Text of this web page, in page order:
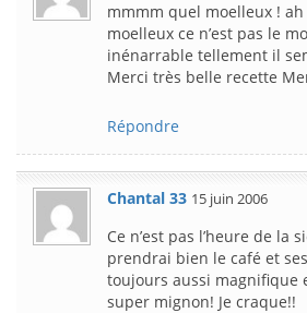
mmmm quel moelleux !
moelleux ce n’est pas le
inénarrable tellement il
Merci très belle recette
Répondre
Chantal 33 15 juin 2006
Ce n’est pas l’heure de la
prendrai bien le café et
toujours aussi magnifique
super mignon! Je craque!!